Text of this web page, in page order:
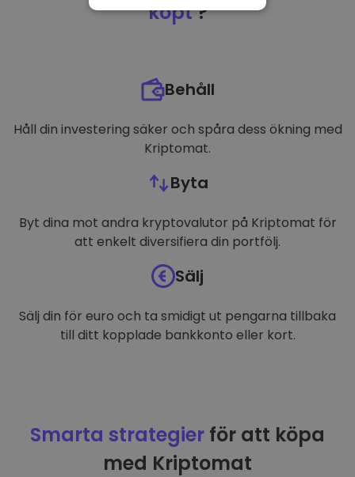
köpt?
Behåll
Håll din investering säker och spåra dess ökning med
Kriptomat.
Byta
Byt dina mot andra kryptovalutor på Kriptomat för
att enkelt diversifiera din portfölj.
Sälj
Sälj din för euro och ta smidigt ut pengarna tillbaka
till ditt kopplade bankkonto eller kort.
Smarta strategier för att köpa
med Kriptomat
PRESTANDA
FUNKTIONER